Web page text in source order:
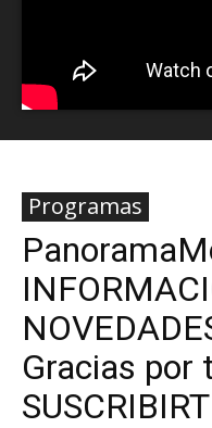
Programas
Gracias por